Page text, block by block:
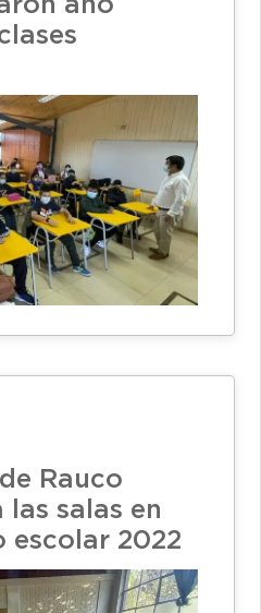
año
Rauco
las salas en
escolar 2022